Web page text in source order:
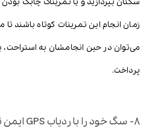
سگتان بپردازید و یا تمریناک چابک بودن
زمان انجام این تمرینات کوتاه باشند
می‌توان در حین انجامشان به استراحت،
پرداخت.
8- سگ خود را با ردیاب GPS ایمن نگه دارید!